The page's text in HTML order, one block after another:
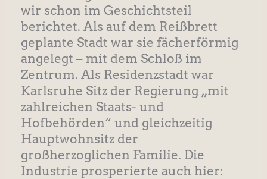
wir schon im Geschichtsteil
berichtet. Als auf dem Reißbrett
geplante Stadt war sie fächerförmig
angelegt – mit dem Schloß im
Zentrum. Als Residenzstadt war
Karlsruhe Sitz der Regierung „mit
zahlreichen Staats- und
Hofbehörden“ und gleichzeitig
Hauptwohnsitz der
großherzoglichen Familie. Die
Industrie prosperierte auch hier: